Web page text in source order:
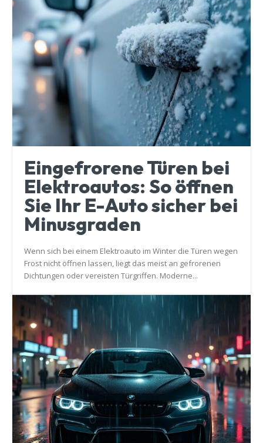
Eingefrorene Türen bei
Elektroautos: So öffnen
Sie Ihr E-Auto sicher bei
Minusgraden
Wenn sich bei einem Elektroauto im Winter die Türen wegen
Frost nicht öffnen lassen, liegt das meist an gefrorenen
Dichtungen oder vereisten Türgriffen. Moderne...